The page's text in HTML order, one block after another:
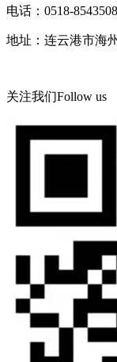
电话：0518-
地址：连云港市海
关注我们Follow us